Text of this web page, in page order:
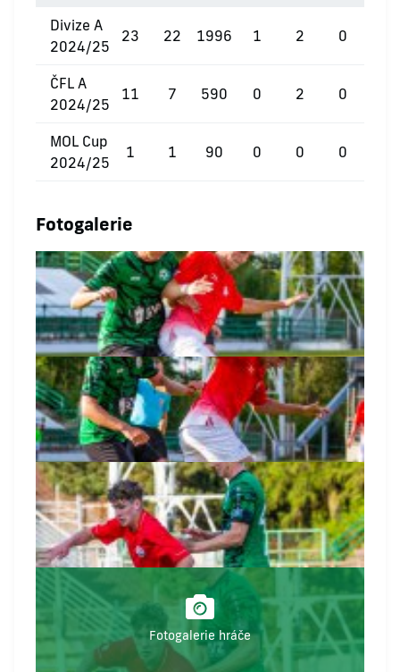
Divize A
2024/25
23 22 1996 1 2 0
ČFL A
2024/25
11 7 590 0 2 0
MOL Cup
2024/25
1 1 90 0 0 0
Fotogalerie
Fotogalerie hráče